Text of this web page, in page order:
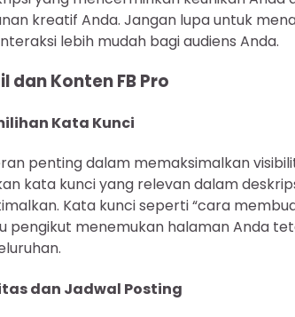
kreatif Anda. Jangan lupa untuk
lebih mudah bagi audiens Anda.
dan Konten FB Pro
Kata Kunci
penting dalam memaksimalkan
kata kunci yang relevan dalam
Kata kunci seperti “cara
pengikut menemukan halaman Anda
dan Jadwal Posting